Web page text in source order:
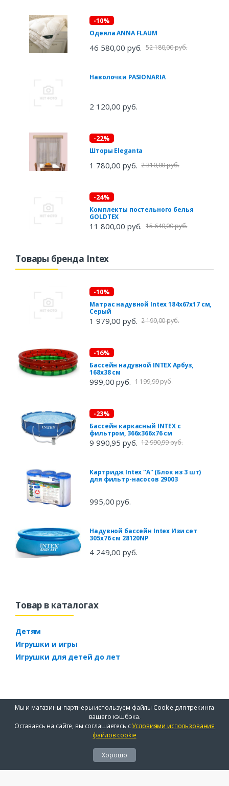
-10%
Одеяла ANNA FLAUM
46 580,00 руб. 52 180,00 руб.
Наволочки PASIONARIA
2 120,00 руб.
-22%
Шторы Eleganta
1 780,00 руб. 2 310,00 руб.
-24%
Комплекты постельного белья
GOLDTEX
11 800,00 руб. 15 640,00 руб.
Товары бренда Intex
-10%
Матрас надувной Intex 184х67х17 см,
Серый
1 979,00 руб. 2 199,00 руб.
-16%
Бассейн надувной INTEX Арбуз,
168х38 см
999,00 руб. 1 199,99 руб.
-23%
Бассейн каркасный INTEX с
фильтром, 366х366х76 см
9 990,95 руб. 12 990,99 руб.
Картридж Intex ''А'' (Блок из 3 шт)
для фильтр-насосов 29003
995,00 руб.
Надувной бассейн Intex Изи сет
305х76 см 28120NP
4 249,00 руб.
Товар в каталогах
Детям
Игрушки и игры
Игрушки для детей до лет
Мы и магазины-партнеры используем файлы Cookie для трекинга
вашего кэшбэка.
Оставаясь на сайте, вы соглашаетесь сУсловиями использования
файлов cookie
Хорошо